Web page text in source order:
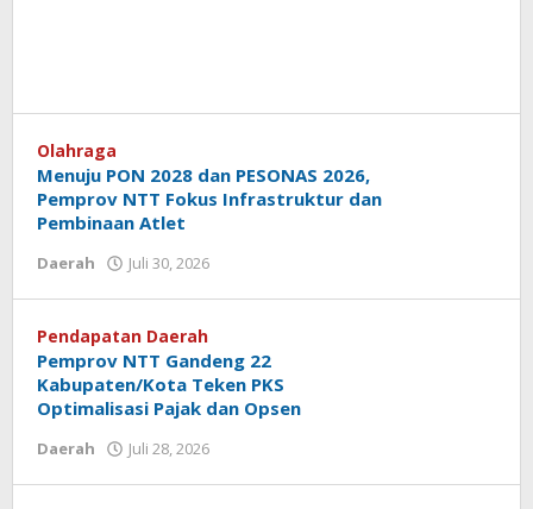
Olahraga
Menuju PON 2028 dan PESONAS 2026,
Pemprov NTT Fokus Infrastruktur dan
Pembinaan Atlet
Daerah Juli 30, 2026
Tu@mes
Pendapatan Daerah
Pemprov NTT Gandeng 22
Kabupaten/Kota Teken PKS
Optimalisasi Pajak dan Opsen
Daerah Juli 28, 2026
Tu@mes